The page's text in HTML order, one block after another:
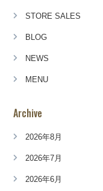
STORE SALES
BLOG
NEWS
MENU
Archive
2026年8月
2026年7月
2026年6月